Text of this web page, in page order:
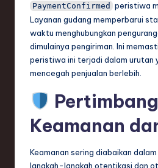
PaymentConfirmed peristiwa
Layanan gudang memperbarui
waktu menghubungkan
dimulainya pengiriman. Ini
peristiwa ini terjadi dalam urutan
mencegah penjualan berlebih.
Keamanan
Keamanan sering diabaikan
langkah-langkah otentikasi dan